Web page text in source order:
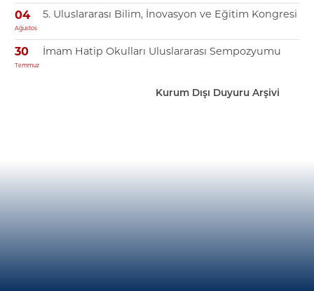
04
Ağustos
5. Uluslararası Bilim, İnovasyon ve Eğitim Kongresi
30
Temmuz
İmam Hatip Okulları Uluslararası Sempozyumu
Kurum Dışı Duyuru Arşivi